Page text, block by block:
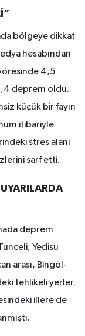
bölgeye dikkat
hesabından
4,5
deprem oldu.
küçük bir fayın
itibariyle
stres alanı
sarf etti.
deprem
Yedisu
arası, Bingöl-
tehlikeli yerler.
illere de